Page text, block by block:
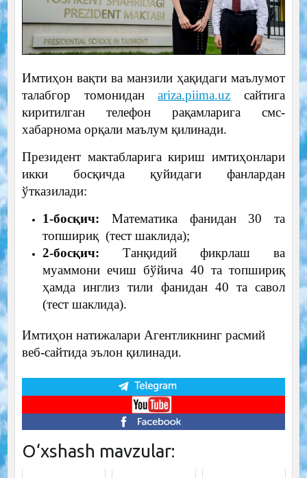
Имтиҳон вақти ва манзили ҳақидаги маълумот
талабгор томониданariza.piima.uz сайтига
киритилган телефон рақамларига смс-
хабарнома орқали маълум қилинади.
Президент мактабларига кириш имтиҳонлари
икки босқичда қуйидаги фанлардан
ўтказилади:
1-босқич: Математика фанидан 30 та
топшириқ (тест шаклида);
2-босқич: Танқидий фикрлаш ва
муаммони ечиш бўйича 40 та топшириқ
ҳамда инглиз тили фанидан 40 та савол
(тест шаклида).
Имтиҳон натижалари Агентликнинг расмий
веб-сайтида эълон қилинади.
O‘xshash mavzular: